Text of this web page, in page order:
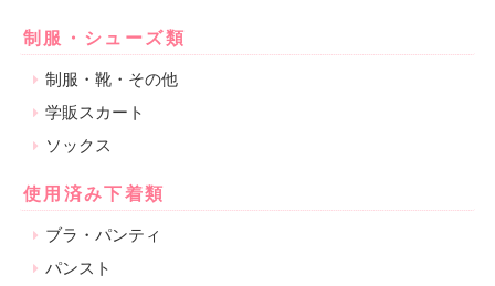
制服・シューズ類
制服・靴・その他
学販スカート
ソックス
使用済み下着類
ブラ・パンティ
パンスト